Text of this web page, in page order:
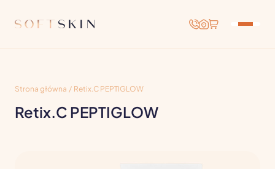
Strona główna / Retix.C PEPTIGLOW
Retix.C PEPTIGLOW